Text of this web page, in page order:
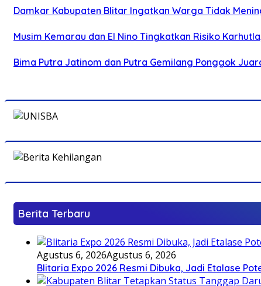
Damkar Kabupaten Blitar Ingatkan Warga Tidak
Musim Kemarau dan El Nino Tingkatkan Risiko
Bima Putra Jatinom dan Putra Gemilang Ponggok
Berita Terbaru
Agustus 6, 2026Agustus 6, 2026
Blitaria Expo 2026 Resmi Dibuka, Jadi Etalase